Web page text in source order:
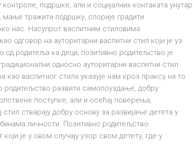
подршке, али и социјалних контаката унутар
тражити подршку, спорије градити
нас. Насупрот васпитним стиловима
одговор на ауторитарни васпитни стил који је уз
родитеља ка деци, позитивно родитељство је
односно ауторитарни васпитни стил
васпитног стила указује нам кроз праксу на то
родитељство развити самопоуздање, добру
поступке, али и осећај поверења,
стварају добру основу за развијање детета у
личности. Позитивно родитељство
је у овом случају узор свом детету, где у